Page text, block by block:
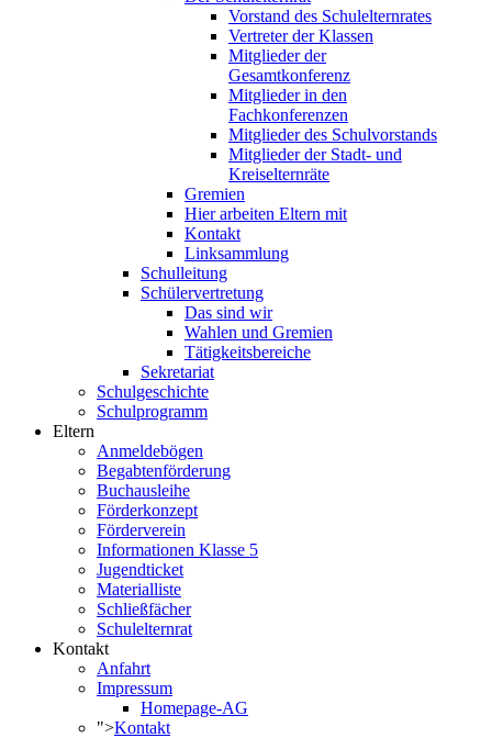
Vorstand des Schulelternrates
Vertreter der Klassen
Mitglieder der
Gesamtkonferenz
Mitglieder in den
Fachkonferenzen
Mitglieder des Schulvorstands
Mitglieder der Stadt- und
Kreiselternräte
Gremien
Hier arbeiten Eltern mit
Kontakt
Linksammlung
Schulleitung
Schülervertretung
Das sind wir
Wahlen und Gremien
Tätigkeitsbereiche
Sekretariat
Schulgeschichte
Schulprogramm
Eltern
Anmeldebögen
Begabtenförderung
Buchausleihe
Förderkonzept
Förderverein
Informationen Klasse 5
Jugendticket
Materialliste
Schließfächer
Schulelternrat
Kontakt
Anfahrt
Impressum
Homepage-AG
">Kontakt